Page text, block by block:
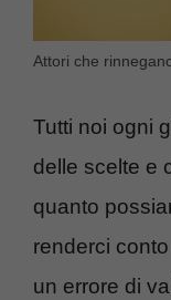
Attori che
Tutti noi ogni
delle scelte e
quanto
renderci
un errore di